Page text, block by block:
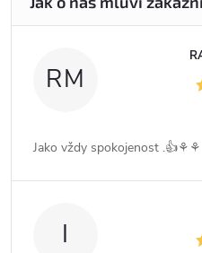
RM
Jako vždy spokojenost .👍⚘️⚘️
I